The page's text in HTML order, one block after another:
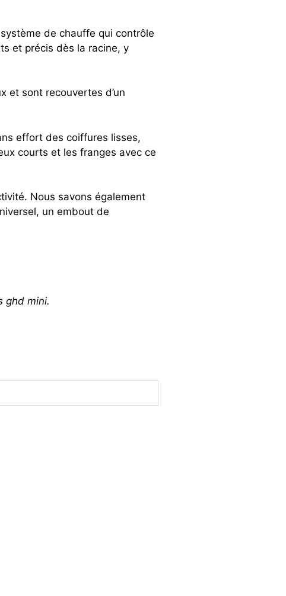
de chauffe qui contrôle
et précis dès la racine, y
et sont recouvertes d’un
effort des coiffures lisses,
courts et les franges avec ce
Nous savons également
un embout de
ghd mini.